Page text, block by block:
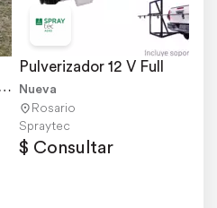
Pulverizador 12 V Full
Nueva
Rosario
Spraytec
$ Consultar